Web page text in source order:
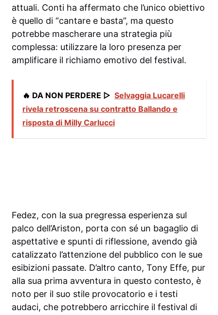
attuali. Conti ha affermato che l’unico obiettivo
è quello di “cantare e basta”, ma questo
potrebbe mascherare una strategia più
complessa: utilizzare la loro presenza per
amplificare il richiamo emotivo del festival.
🔥 DA NON PERDERE ▷ Selvaggia Lucarelli
rivela retroscena su contratto Ballando e
risposta di Milly Carlucci
Fedez, con la sua pregressa esperienza sul
palco dell’Ariston, porta con sé un bagaglio di
aspettative e spunti di riflessione, avendo già
catalizzato l’attenzione del pubblico con le sue
esibizioni passate. D’altro canto, Tony Effe, pur
alla sua prima avventura in questo contesto, è
noto per il suo stile provocatorio e i testi
audaci, che potrebbero arricchire il festival di